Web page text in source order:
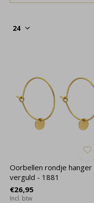
Oorbellen rondje hanger
verguld - 1881
€26,95
Incl. btw